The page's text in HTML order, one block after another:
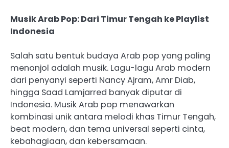
Musik Arab Pop: Dari Timur Tengah ke Playlist
Indonesia
Salah satu bentuk budaya Arab pop yang paling
menonjol adalah musik. Lagu-lagu Arab modern
dari penyanyi seperti Nancy Ajram, Amr Diab,
hingga Saad Lamjarred banyak diputar di
Indonesia. Musik Arab pop menawarkan
kombinasi unik antara melodi khas Timur Tengah,
beat modern, dan tema universal seperti cinta,
kebahagiaan, dan kebersamaan.